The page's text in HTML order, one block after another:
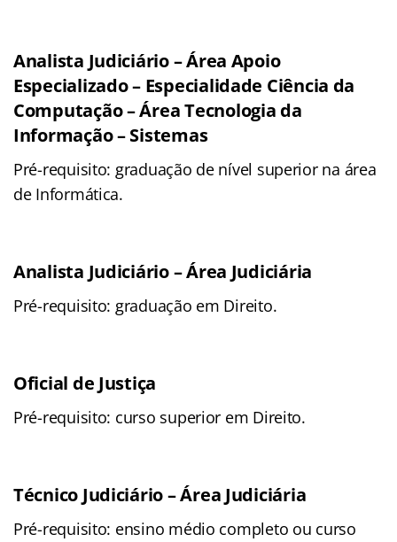
Analista Judiciário – Área Apoio
Especializado – Especialidade Ciência da
Computação – Área Tecnologia da
Informação – Sistemas
Pré-requisito: graduação de nível superior na área
de Informática.
Analista Judiciário – Área Judiciária
Pré-requisito: graduação em Direito.
Oficial de Justiça
Pré-requisito: curso superior em Direito.
Técnico Judiciário – Área Judiciária
Pré-requisito: ensino médio completo ou curso